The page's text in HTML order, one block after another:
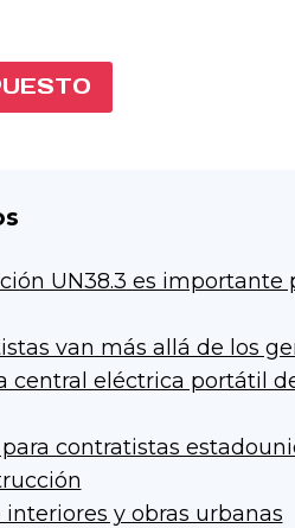
UN38.3 es importante
van más allá de los
central eléctrica portátil
contratistas
interiores y obras urbanas